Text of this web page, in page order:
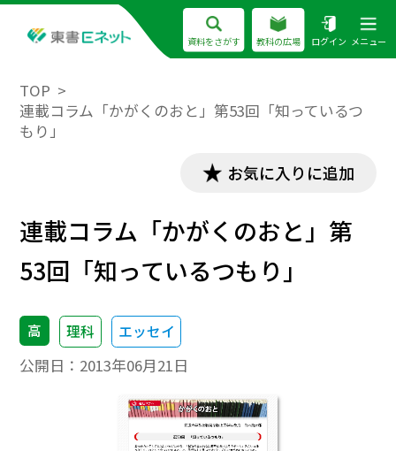
資料をさがす 教科の広場 ログイン メニュー
TOP
連載コラム「かがくのおと」第53回「知っているつ
もり」
お気に入りに追加
連載コラム「かがくのおと」第
53回「知っているつもり」
高 理科 エッセイ
公開日： 2013年06月21日